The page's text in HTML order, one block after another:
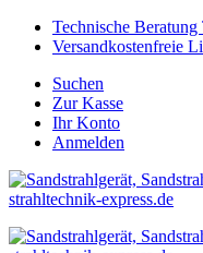
Technische
Versandkostenfreie
Suchen
Zur Kasse
Ihr Konto
Anmelden